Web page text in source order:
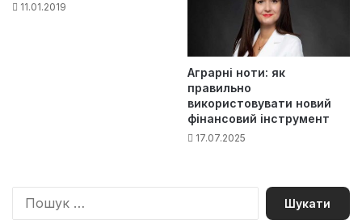
11.01.2019
Аграрні ноти: як
правильно
використовувати новий
фінансовий інструмент
17.07.2025
П